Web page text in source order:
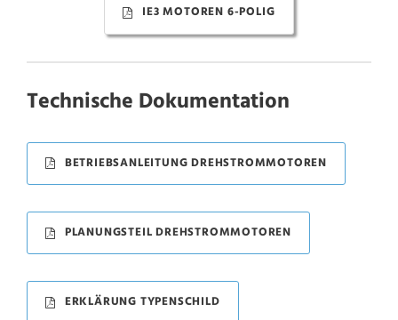
IE3 MOTOREN 6-POLIG
Technische Dokumentation
BETRIEBSANLEITUNG DREHSTROMMOTOREN
PLANUNGSTEIL DREHSTROMMOTOREN
ERKLÄRUNG TYPENSCHILD